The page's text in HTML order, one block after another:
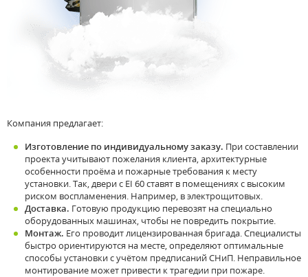
Компания предлагает:
Изготовление по индивидуальному заказу. При составлении
проекта учитывают пожелания клиента, архитектурные
особенности проёма и пожарные требования к месту
установки. Так, двери с EI 60 ставят в помещениях с высоким
риском воспламенения. Например, в электрощитовых.
Доставка. Готовую продукцию перевозят на специально
оборудованных машинах, чтобы не повредить покрытие.
Монтаж. Его проводит лицензированная бригада. Специалисты
быстро ориентируются на месте, определяют оптимальные
способы установки с учётом предписаний СНиП. Неправильное
монтирование может привести к трагедии при пожаре.